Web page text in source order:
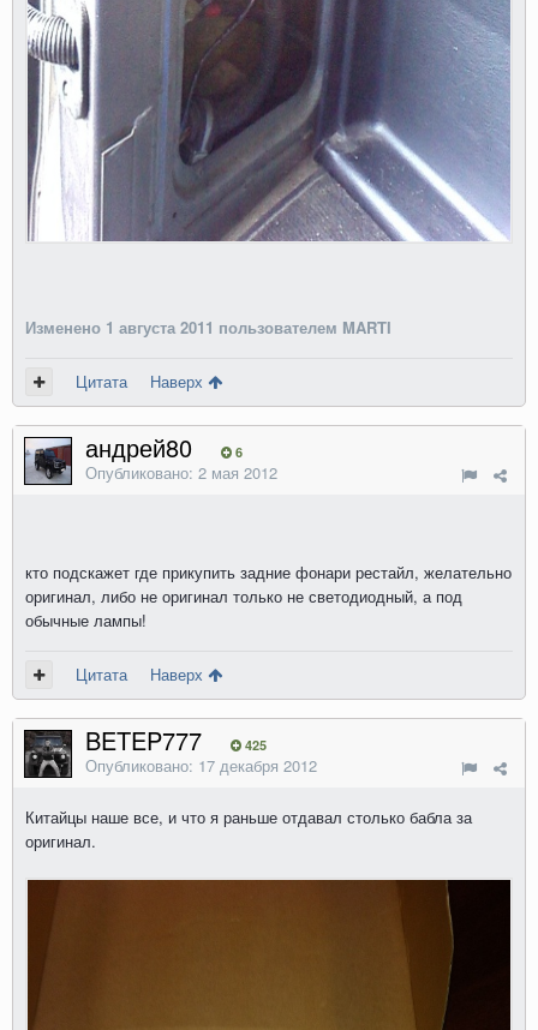
Изменено 1 августа 2011 пользователем MARTI
Цитата Наверх
андрей80 6
Опубликовано: 2 мая 2012
кто подскажет где прикупить задние фонари рестайл, желательно
оригинал, либо не оригинал только не светодиодный, а под
обычные лампы!
Цитата Наверх
BETEP777 425
Опубликовано: 17 декабря 2012
Китайцы наше все, и что я раньше отдавал столько бабла за
оригинал.